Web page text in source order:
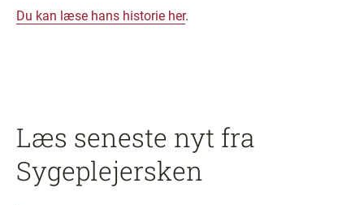
Du kan læse hans historie her.
Læs seneste nyt fra
Sygeplejersken